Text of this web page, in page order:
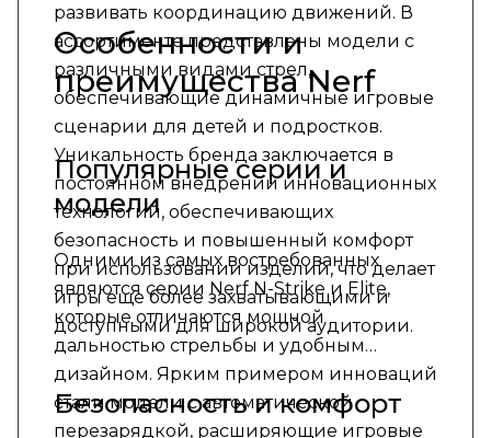
развивать координацию движений. В
ассортименте представлены модели с
различными видами стрел,
обеспечивающие динамичные игровые
сценарии для детей и подростков.
Уникальность бренда заключается в
постоянном внедрении инновационных
технологий, обеспечивающих
безопасность и повышенный комфорт
при использовании изделий, что делает
игры еще более захватывающими и
доступными для широкой аудитории.
Особенности и
преимущества Nerf
Популярные серии и
модели
Одними из самых востребованных
являются серии Nerf N-Strike и Elite,
которые отличаются мощной
дальностью стрельбы и удобным
дизайном. Ярким примером инноваций
стали модели с автоматической
перезарядкой, расширяющие игровые
Безопасность и комфорт